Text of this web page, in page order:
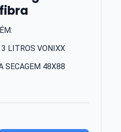
LITROS VONIXX
SECAGEM 48X88